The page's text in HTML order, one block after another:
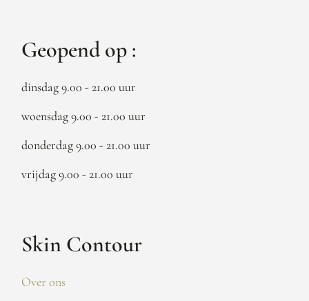
Geopend op :
dinsdag 9.00 - 21.00 uur
woensdag 9.00 - 21.00 uur
donderdag 9.00 - 21.00 uur
vrijdag 9.00 - 21.00 uur
Skin Contour
Over ons